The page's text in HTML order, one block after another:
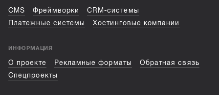
CMS Фреймворки
CRM-системы
Платежные системы
Хостинговые компании
ИНФОРМАЦИЯ
О проекте Рекламные форматы
Обратная связь
Спецпроекты